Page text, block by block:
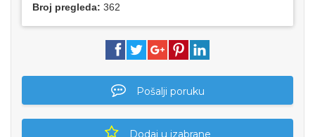
Broj pregleda: 362
Pošalji poruku
Dodaj u izabrane